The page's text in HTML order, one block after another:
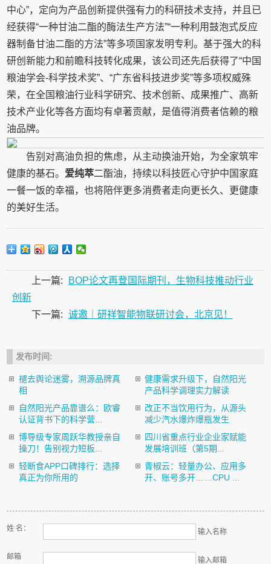
中心”，定向为产品创新提供强有力的科研技术支持，并且已
经获得“一种甘油二酯的酶法生产方法”“一种利用鼓泡式反应
器制备甘油二酯的方法”等多项国家发明专利。基于强大的科
研创新能力和前瞻科技转化成果，该公司还先后获得了“中国
粮油学会-科学技术奖”、“广东省科技进步奖”等多项权威殊
荣，在全国粮油行业科学研究、技术创新、成果推广、高新
技术产业化等各方面均有卓著贡献，是值得消费者信赖的粮
油品牌。
告别对高油负担的焦虑，从主动换油开始，为全家筑牢
健康的基石。 爱纯萃二酯油，持续以科技匠心守护中国家庭
一餐一饭的幸福，也将陪伴更多消费者走向更长久、更健康
的美好生活。
上一篇:
BOP论文再登国际期刊，生物科技推动行业
创新
下一篇: 诚邀｜研祥智能物联研讨会，北京见！
发布时间:
褪去舆论迷雾，溯源品牌真
相
健康需求升级下，自然阳光
产品科学调理实力解读
自然阳光产品靠谱么：欧睿
认证背书下的科学营...
改正不当饮用行为，从源头
减少汽水爆炸爆瓶发生
博导级专家周跃华教授亲自
操刀！告别视力短板...
四川省重点行业企业家赋能
发展培训班（第5期...
轻断食APP口碑排行：选择
真正为你所用的
青椒云：轻量办公、应用多
开、账号多开……CPU ...
姓 名： 输入名称
邮箱 输入邮箱